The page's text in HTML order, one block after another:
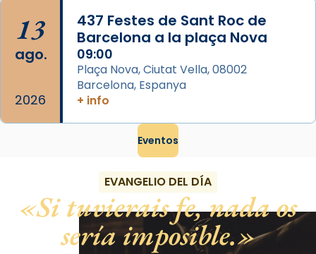
13
ago.
2026
437 Festes de Sant Roc de
Barcelona a la plaça Nova
09:00
Plaça Nova, Ciutat Vella, 08002
Barcelona, Espanya
+ info
Eventos
EVANGELIO DEL DÍA
Si tuvierais fe, nada os
sería imposible.